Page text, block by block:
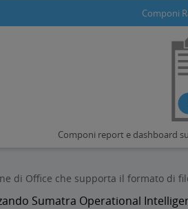
Componi
Componi report e dashboard
di Office che supporta il formato di
Sumatra Operational